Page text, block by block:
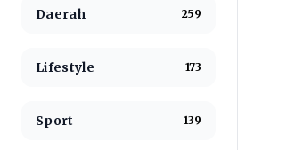
Daerah 259
Lifestyle 173
Sport 139